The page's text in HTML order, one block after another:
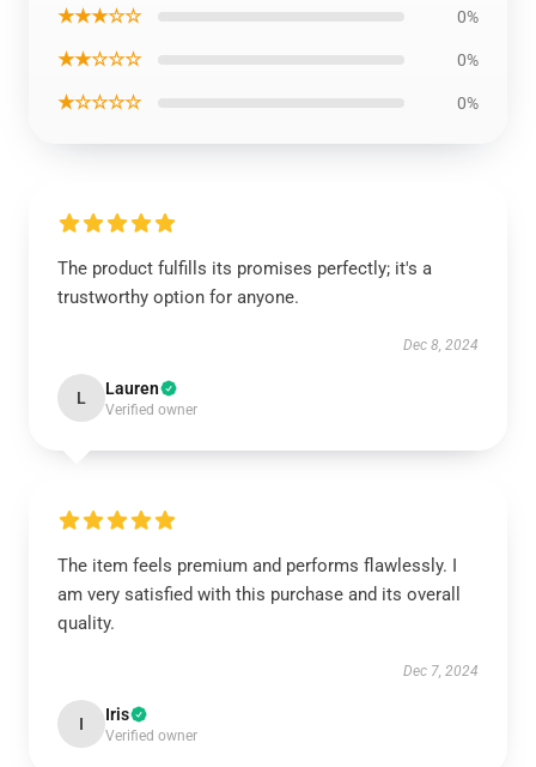
★★★☆☆ 0%
★★☆☆☆ 0%
★☆☆☆☆ 0%
The product fulfills its promises perfectly; it's a
trustworthy option for anyone.
Dec 8, 2024
L Lauren
Verified owner
The item feels premium and performs flawlessly. I
am very satisfied with this purchase and its overall
quality.
Dec 7, 2024
I Iris
Verified owner